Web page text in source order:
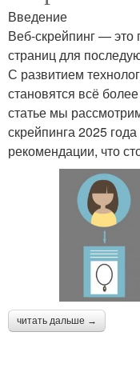
Введение
Веб-скрейпинг — это
страниц для
С развитием
становятся всё
статье мы
скрейпинга 2025
рекомендации, что
читать дальше →